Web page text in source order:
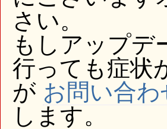
さい。
もしアップデ
行っても症状
が お問い合わ
します。